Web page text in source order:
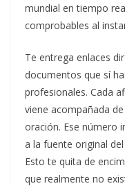
mundial en tiempo
comprobables al
Te entrega enlaces
documentos que sí
profesionales. Cada
viene acompañada
oración. Ese número
a la fuente original
Esto te quita de
que realmente no